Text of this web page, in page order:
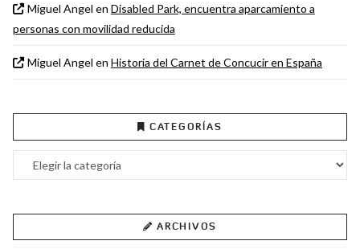
Miguel Angel en Disabled Park, encuentra aparcamiento a
personas con movilidad reducida
Miguel Angel en Historia del Carnet de Concucir en España
CATEGORÍAS
Categorías
ARCHIVOS